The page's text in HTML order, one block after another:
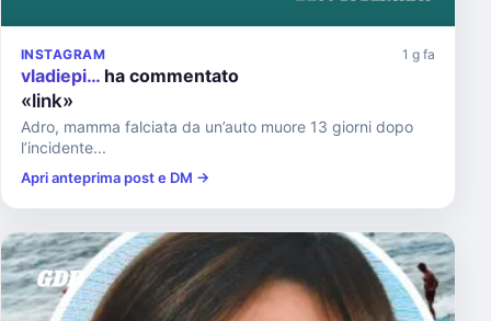
INSTAGRAM 1 g fa
vladiepi… ha commentato
«link»
Adro, mamma falciata da un’auto muore 13 giorni dopo
l’incidente...
Apri anteprima post e DM →